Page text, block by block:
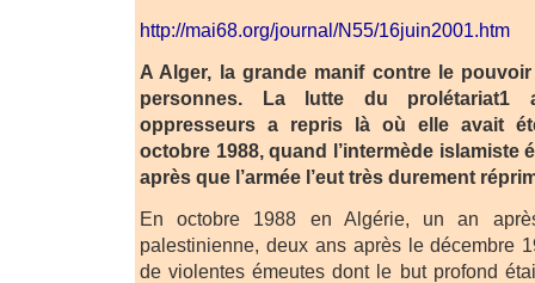
http://mai68.org/journal/N55/16juin2001.htm
A Alger, la grande manif contre le
personnes. La lutte du prolétariat1
oppresseurs a repris là où elle avait
octobre 1988, quand l’intermède islamiste
après que l’armée l’eut très durement
En octobre 1988 en Algérie, un an
palestinienne, deux ans après le décembre
de violentes émeutes dont le but profond